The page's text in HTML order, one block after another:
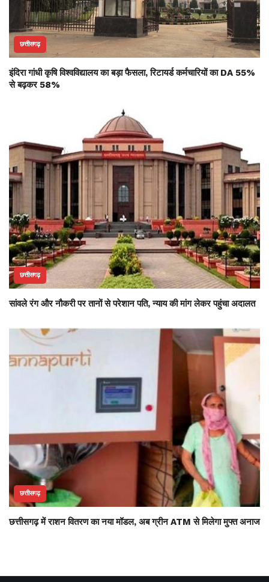
छत्तीसगढ़
इंदिरा गांधी कृषि विश्वविद्यालय का बड़ा फैसला, रिटायर्ड कर्मचारियों का DA 55%
से बढ़कर 58%
छत्तीसगढ़
सांवले रंग और नौकरी पर तानों से परेशान पति, न्याय की मांग लेकर पहुंचा अदालत
छत्तीसगढ़
छत्तीसगढ़ में राशन वितरण का नया मॉडल, अब ग्रीन ATM से मिलेगा मुफ्त अनाज